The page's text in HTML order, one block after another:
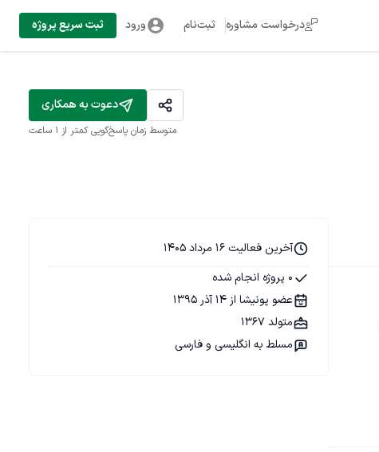
درخواست مشاوره ثبت‌نام ورود ثبت سریع پروژه
دعوت به همکاری
متوسط زمان پاسخ‌گویی کمتر از 1 ساعت
آخرین فعالیت 16 مرداد 1405
0 پروژه انجام شده
عضو پونیشا از 14 آذر 1395
متولد 1367
مسلط به انگلیسی و فارسی